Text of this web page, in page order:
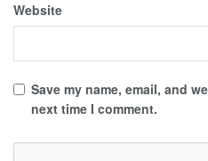
Website
Save my name, email, and
next time I comment.